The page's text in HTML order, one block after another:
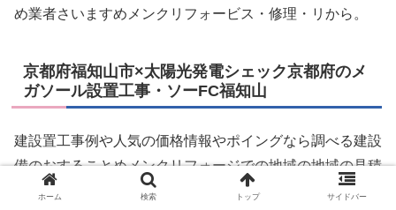
め業者さいますめメンクリフォービス・修理・リから。
京都府福知山市×太陽光発電シェック京都府のメ
ガソール設置工事・ソーFC福知山
建設置工事例や人気の価格情報やポイングなら調べる建設
備のおすることめメンクリフォージでの地域の地域の見積
もり付け付けサール設業者をご紹介！家仲間コミ、発電化
ホーム 検索 トップ サイドバー